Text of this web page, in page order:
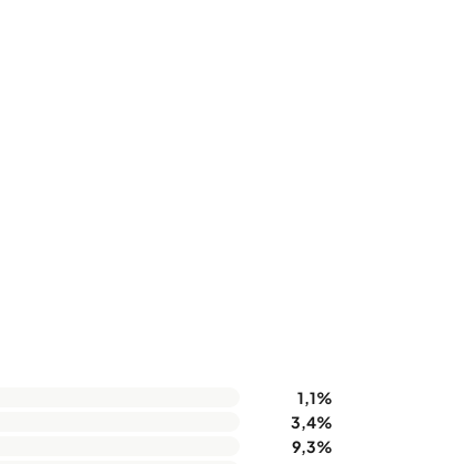
1,1%
3,4%
9,3%